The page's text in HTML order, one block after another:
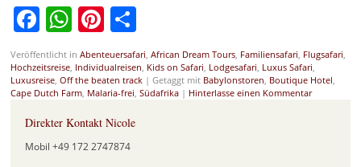
Facebook
WhatsApp
Pinterest
Teilen
Veröffentlicht in Abenteuersafari African Dream Tours, Familiensafari Flugsafari
Hochzeitsreise, Individualreisen Kids on Safari Lodgesafari Luxus Safari
Luxusreise, Off the beaten track | Getaggt mit Babylonstoren Boutique Hotel
Cape Dutch Farm, Malaria-frei Südafrika | Hinterlasse einen Kommentar
Direkter Kontakt Nicole
Mobil +49 172 2747874